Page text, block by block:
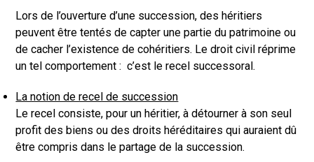
Lors de l’ouverture d’une succession, des héritiers
peuvent être tentés de capter une partie du patrimoine ou
de cacher l’existence de cohéritiers. Le droit civil réprime
un tel comportement : c’est le recel successoral.
La notion de recel de succession
Le recel consiste, pour un héritier, à détourner à son seul
profit des biens ou des droits héréditaires qui auraient dû
être compris dans le partage de la succession.